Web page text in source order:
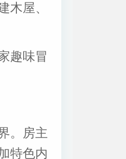
木屋、
趣味冒
。房主
特色内